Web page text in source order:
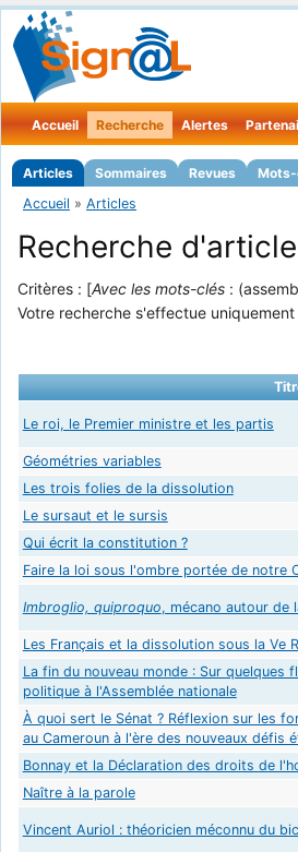
Accueil Recherche
Articles Sommaires Revues
Alertes
Accueil » Articles
Recherche
Critères : [Avec les mots-clés :
Votre recherche s'effectue
Le roi, le Premier ministre et les partis
Géométries variables
Les trois folies de la dissolution
Le sursaut et le sursis
Qui écrit la constitution ?
Faire la loi sous l'ombre portée de notre
Imbroglio, quiproquo, mécano autour de
Les Français et la dissolution sous la Ve
La fin du nouveau monde : Sur quelques
politique à l'Assemblée nationale
À quoi sert le Sénat ? Réflexion sur les
au Cameroun à l'ère des nouveaux défis
Bonnay et la Déclaration des droits de
Naître à la parole
Vincent Auriol : théoricien méconnu du